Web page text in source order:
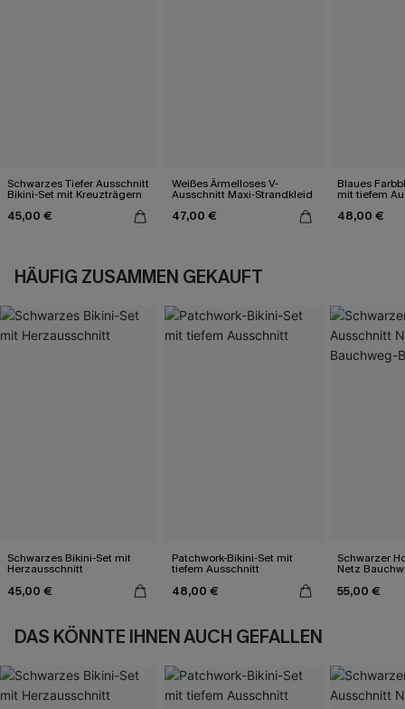
Schwarzes Tiefer Ausschnitt
Bikini-Set mit Kreuzträgern
45,00 €
Weißes Ärmelloses V-
Ausschnitt Maxi-Strandkleid
47,00 €
Blaues
mit tiefem
48,00 €
HÄUFIG ZUSAMMEN GEKAUFT
Schwarzes Bikini-Set mit
Herzausschnitt
45,00 €
Patchwork-Bikini-Set mit
tiefem Ausschnitt
48,00 €
Schwarzer
Netz
55,00 €
DAS KÖNNTE IHNEN AUCH GEFALLEN